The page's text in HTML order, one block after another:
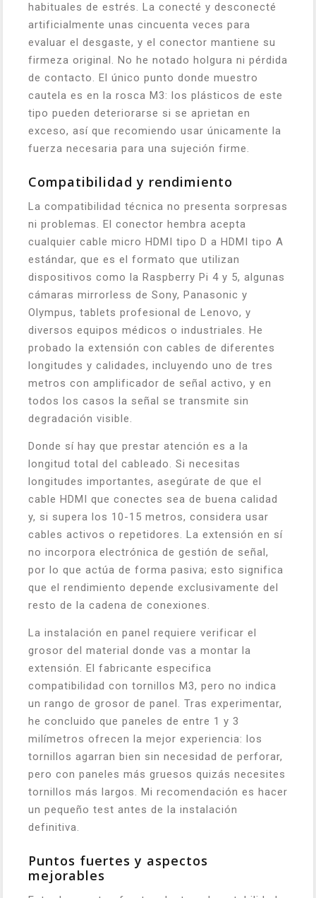
habituales de estrés. La conecté y desconecté
artificialmente unas cincuenta veces para
evaluar el desgaste, y el conector mantiene su
firmeza original. No he notado holgura ni pérdida
de contacto. El único punto donde muestro
cautela es en la rosca M3: los plásticos de este
tipo pueden deteriorarse si se aprietan en
exceso, así que recomiendo usar únicamente la
fuerza necesaria para una sujeción firme.
Compatibilidad y rendimiento
La compatibilidad técnica no presenta sorpresas
ni problemas. El conector hembra acepta
cualquier cable micro HDMI tipo D a HDMI tipo A
estándar, que es el formato que utilizan
dispositivos como la Raspberry Pi 4 y 5, algunas
cámaras mirrorless de Sony, Panasonic y
Olympus, tablets profesional de Lenovo, y
diversos equipos médicos o industriales. He
probado la extensión con cables de diferentes
longitudes y calidades, incluyendo uno de tres
metros con amplificador de señal activo, y en
todos los casos la señal se transmite sin
degradación visible.
Donde sí hay que prestar atención es a la
longitud total del cableado. Si necesitas
longitudes importantes, asegúrate de que el
cable HDMI que conectes sea de buena calidad
y, si supera los 10-15 metros, considera usar
cables activos o repetidores. La extensión en sí
no incorpora electrónica de gestión de señal,
por lo que actúa de forma pasiva; esto significa
que el rendimiento depende exclusivamente del
resto de la cadena de conexiones.
La instalación en panel requiere verificar el
grosor del material donde vas a montar la
extensión. El fabricante especifica
compatibilidad con tornillos M3, pero no indica
un rango de grosor de panel. Tras experimentar,
he concluido que paneles de entre 1 y 3
milímetros ofrecen la mejor experiencia: los
tornillos agarran bien sin necesidad de perforar,
pero con paneles más gruesos quizás necesites
tornillos más largos. Mi recomendación es hacer
un pequeño test antes de la instalación
definitiva.
Puntos fuertes y aspectos
mejorables